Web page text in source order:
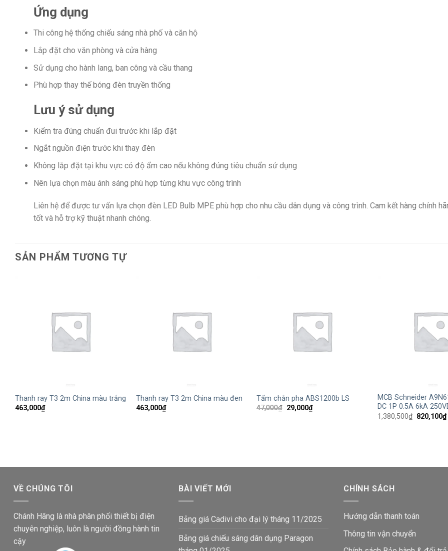
Ứng dụng
Thi công hệ thống chiếu sáng nhà phố và căn hộ
Lắp đặt cho văn phòng và cửa hàng
Sử dụng cho hành lang, ban công và cầu thang
Phù hợp thay thế bóng đèn truyền thống
Lưu ý sử dụng
Kiểm tra đúng chuẩn đui trước khi lắp đặt
Ngắt nguồn điện trước khi thay đèn
Không lắp đặt tại khu vực có độ ẩm cao nếu không đúng tiêu chuẩn sử dụng
Nên lựa chọn màu ánh sáng phù hợp từng khu vực công trình
Liên hệ để được tư vấn lựa chọn đèn LED Bulb MPE phù hợp cho nhu cầu dân dụng và công trình. Cam kết hàng chính
tốt và hỗ trợ kỹ thuật nhanh chóng.
SẢN PHẨM TƯƠNG TỰ
Thanh ray T3 2m China màu trắng
463,000₫
Thanh ray T3 2m China màu đen
463,000₫
Tấm chắn pha ABS1200b LS
47,000₫ Giá
gốc
29,000₫Giá
hiện
MCB Schneider
DC 1P 0.5A 6kA
1,380,500₫ Giá
820,100₫
VỀ CHÚNG TÔI
Chánh Hãng là nhà phân phối thiết bị điện
chuyên nghiệp, luôn là người đồng hành tin
cậy
BÀI VIẾT MỚI
Bảng giá Cadivi cho đại lý tháng 11/2025
Bảng giá chiếu sáng dân dụng Paragon
CHÍNH SÁCH
Hướng dẫn thanh toán
Thông tin vận chuyển